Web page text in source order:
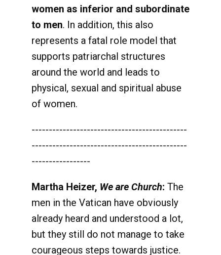
women as inferior and subordinate
to men. In addition, this also
represents a fatal role model that
supports patriarchal structures
around the world and leads to
physical, sexual and spiritual abuse
of women.
---------------------------------------------
---------------------------------------------
-----------------
Martha Heizer, We are Church: The
men in the Vatican have obviously
already heard and understood a lot,
but they still do not manage to take
courageous steps towards justice.